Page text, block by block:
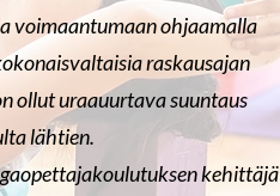
voimaantumaan ohjaamalla
raskausajan
ollut uraauurtava suuntaus
lähtien.
kehittäjä